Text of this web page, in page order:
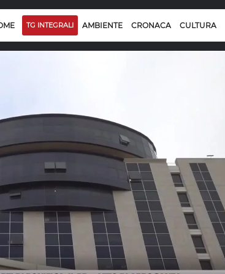
TG INTEGRALI AMBIENTE CRONACA CULTURA